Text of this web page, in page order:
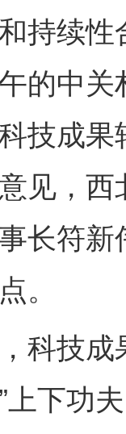
持续
的中
技成
见，
长符
。
技成
上下功